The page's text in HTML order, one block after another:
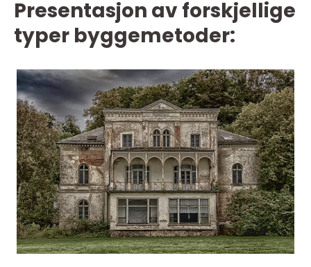
Presentasjon av forskjellige
typer byggemetoder: